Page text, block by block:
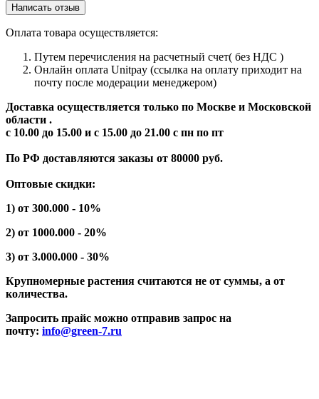
Написать отзыв
Оплата товара осуществляется:
Путем перечисления на расчетный счет( без НДС )
Онлайн оплата Unitpay (ссылка на оплату приходит на
почту после модерации менеджером)
Доставка осуществляется только по Москве и Московской
области .
с 10.00 до 15.00 и с 15.00 до 21.00 с пн по пт
По РФ доставляются заказы от 80000 руб.
Оптовые скидки:
1) от 300.000 - 10%
2) от 1000.000 - 20%
3) от 3.000.000 - 30%
Крупномерные растения считаются не от суммы, а от
количества.
Запросить прайс можно отправив запрос на
почту: info@green-7.ru